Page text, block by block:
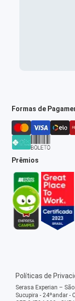
Formas de
Prêmios
Políticas de
Serasa Experian –
Sucupira - 24ºandar -